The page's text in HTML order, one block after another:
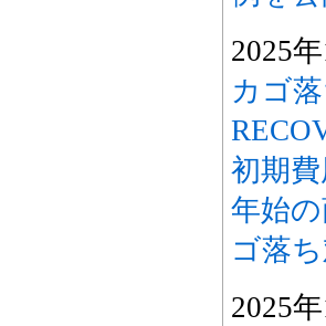
2025
カゴ
初期
年始
ゴ落ち
2025